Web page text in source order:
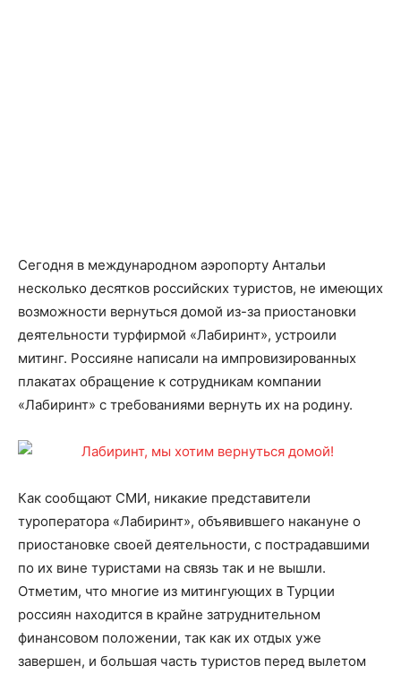
Сегодня в международном аэропорту Антальи
несколько десятков российских туристов, не имеющих
возможности вернуться домой из-за приостановки
деятельности турфирмой «Лабиринт», устроили
митинг. Россияне написали на импровизированных
плакатах обращение к сотрудникам компании
«Лабиринт» с требованиями вернуть их на родину.
Как сообщают СМИ, никакие представители
туроператора «Лабиринт», объявившего накануне о
приостановке своей деятельности, с пострадавшими
по их вине туристами на связь так и не вышли.
Отметим, что многие из митингующих в Турции
россиян находится в крайне затруднительном
финансовом положении, так как их отдых уже
завершен, и большая часть туристов перед вылетом